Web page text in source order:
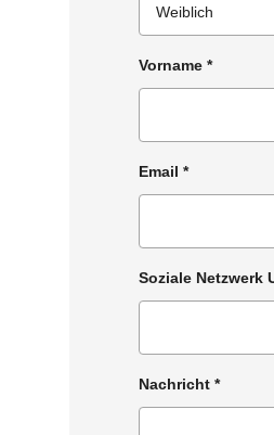
Vorname *
Email *
Soziale Netzwerk
Nachricht *